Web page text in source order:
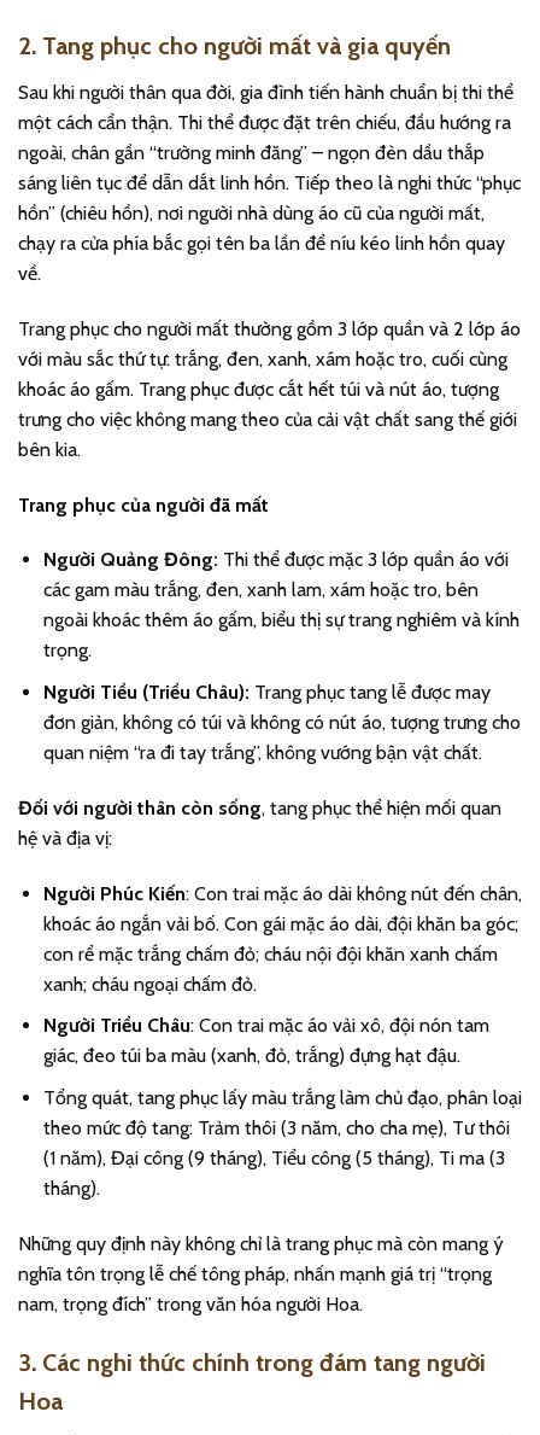
2. Tang phục cho người mất và gia quyến
Sau khi người thân qua đời, gia đình tiến hành chuẩn bị thi thể
một cách cẩn thận. Thi thể được đặt trên chiếu, đầu hướng ra
ngoài, chân gần “trường minh đăng” – ngọn đèn dầu thắp
sáng liên tục để dẫn dắt linh hồn. Tiếp theo là nghi thức “phục
hồn” (chiêu hồn), nơi người nhà dùng áo cũ của người mất,
chạy ra cửa phía bắc gọi tên ba lần để níu kéo linh hồn quay
về.
Trang phục cho người mất thường gồm 3 lớp quần và 2 lớp áo
với màu sắc thứ tự: trắng, đen, xanh, xám hoặc tro, cuối cùng
khoác áo gấm. Trang phục được cắt hết túi và nút áo, tượng
trưng cho việc không mang theo của cải vật chất sang thế giới
bên kia.
Trang phục của người đã mất
Người Quảng Đông: Thi thể được mặc 3 lớp quần áo với
các gam màu trắng, đen, xanh lam, xám hoặc tro, bên
ngoài khoác thêm áo gấm, biểu thị sự trang nghiêm và kính
trọng.
Người Tiều (Triều Châu): Trang phục tang lễ được may
đơn giản, không có túi và không có nút áo, tượng trưng cho
quan niệm “ra đi tay trắng”, không vướng bận vật chất.
Đối với người thân còn sống, tang phục thể hiện mối quan
hệ và địa vị:
Người Phúc Kiến: Con trai mặc áo dài không nút đến chân,
khoác áo ngắn vải bố. Con gái mặc áo dài, đội khăn ba góc;
con rể mặc trắng chấm đỏ; cháu nội đội khăn xanh chấm
xanh; cháu ngoại chấm đỏ.
Người Triều Châu: Con trai mặc áo vải xô, đội nón tam
giác, đeo túi ba màu (xanh, đỏ, trắng) đựng hạt đậu.
Tổng quát, tang phục lấy màu trắng làm chủ đạo, phân loại
theo mức độ tang: Trảm thôi (3 năm, cho cha mẹ), Tư thôi
(1 năm), Đại công (9 tháng), Tiểu công (5 tháng), Ti ma (3
tháng).
Những quy định này không chỉ là trang phục mà còn mang ý
nghĩa tôn trọng lễ chế tông pháp, nhấn mạnh giá trị “trọng
nam, trọng đích” trong văn hóa người Hoa.
3. Các nghi thức chính trong đám tang người
Hoa